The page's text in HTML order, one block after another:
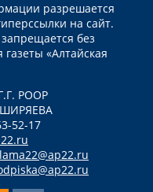
разрешается
на сайт.
без
«Алтайская
РООР
ШИРЯЕВА
52-17